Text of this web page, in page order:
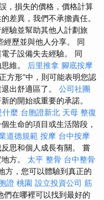
，損失的價格，價格計算
差異，我們不承擔責任。
驗並幫助其他人計劃旅
經歷並與他人分享。 同
子設備失去經驗。 同
維。 后里推拿 腳底按摩
方形”中，則可能表明您認
出舒適區了。 公司社團
的開始或重要的承諾。
什麼 台胞證新北 天母 整復
生命的項目或生活階段，
道德規範 按摩 台中按摩
思和個人成長有關。 嘗
方。 太平 整骨 台中整骨
方，您可以體驗到真正的
證 桃園 設立投資公司 筋
們在哪裡可以找到最好的